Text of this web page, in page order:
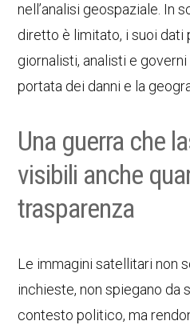
nell’analisi geospaziale. In
diretto è limitato, i suoi dati
giornalisti, analisti e
portata dei danni e la
Una guerra che
visibili anche
trasparenza
Le immagini satellitari non
inchieste, non spiegano da
contesto politico, ma